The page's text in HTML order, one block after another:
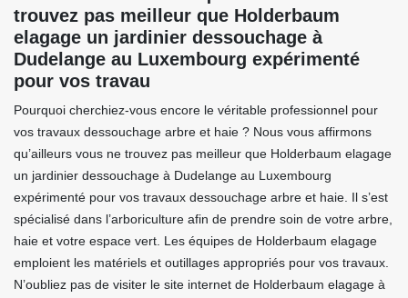
trouvez pas meilleur que Holderbaum
elagage un jardinier dessouchage à
Dudelange au Luxembourg expérimenté
pour vos travau
Pourquoi cherchiez-vous encore le véritable professionnel pour
vos travaux dessouchage arbre et haie ? Nous vous affirmons
qu’ailleurs vous ne trouvez pas meilleur que Holderbaum elagage
un jardinier dessouchage à Dudelange au Luxembourg
expérimenté pour vos travaux dessouchage arbre et haie. Il s’est
spécialisé dans l’arboriculture afin de prendre soin de votre arbre,
haie et votre espace vert. Les équipes de Holderbaum elagage
emploient les matériels et outillages appropriés pour vos travaux.
N’oubliez pas de visiter le site internet de Holderbaum elagage à